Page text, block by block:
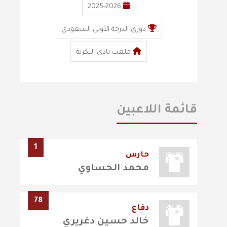
2025-2026
دوري الدرجة الأولى السعودي
ملعب نادي البكرية
قائمة اللاعبين
1
حارس
محمد الحساوي
78
دفاع
خالد حسين دغريري